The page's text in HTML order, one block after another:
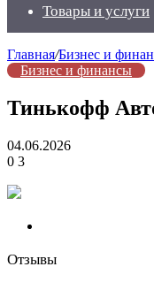
Товары и услуги
Главная/Бизнес и
Бизнес и финансы
Тинькофф
04.06.2026
0 3
Отзывы